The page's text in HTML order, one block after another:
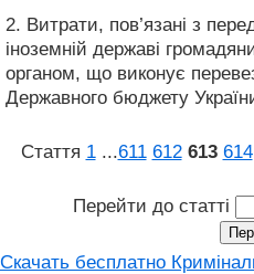
2. Витрати, пов’язані з
іноземній державі
органом, що виконує
Державного бюджету
Стаття 1 ...611 612 613 614
Перейти до статті
Скачать бесплатно